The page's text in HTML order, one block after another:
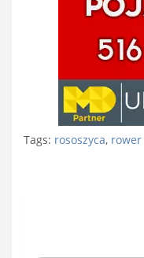
Tags: rososzyca, rower